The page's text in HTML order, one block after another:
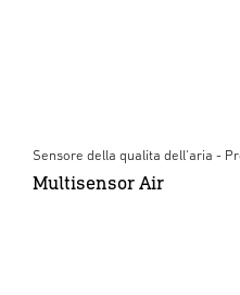
Sensore della qualita dell'aria -
Multisensor Air